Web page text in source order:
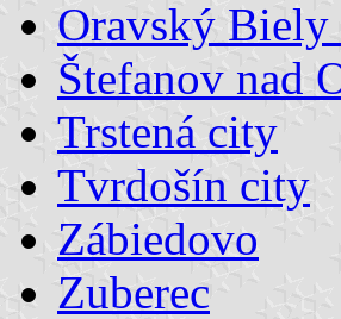
Oravský Biely
Štefanov nad
Trstená city
Tvrdošín city
Zábiedovo
Zuberec